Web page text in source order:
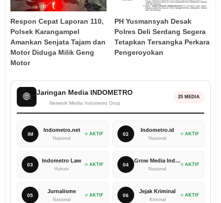
Respon Cepat Laporan 110,
Polsek Karangampel
Amankan Senjata Tajam dan
Motor Diduga Milik Geng
Motor
PH Yusmansyah Desak
Polres Deli Serdang Segera
Tetapkan Tersangka Perkara
Pengeroyokan
🌐 Jaringan Media INDOMETRO
Network Media Indometro Grup
25 MEDIA
IM
Indometro.net
Nasional
AKTIF 02
Indometro.id
Nasional
AKTIF
03
Indometro Law
Hukum
AKTIF 04
Grow Media Indonesia
Nasional
AKTIF
05
Jurnalisme
Nasional
AKTIF 06
Jejak Kriminal
Kriminal
AKTIF